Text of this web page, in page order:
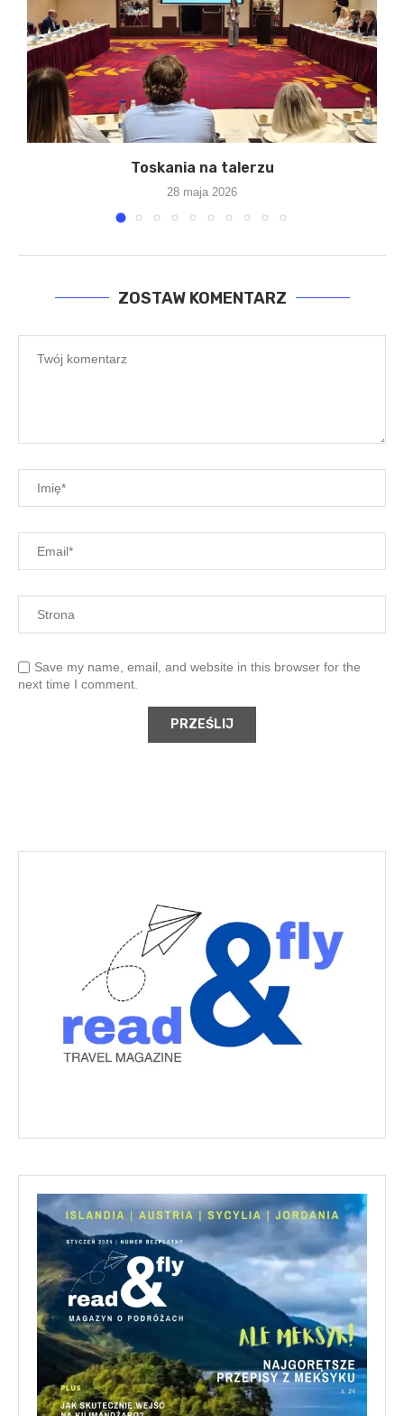
Toskania na talerzu
28 maja 2026
ZOSTAW KOMENTARZ
Save my name, email, and website in this browser for the
next time I comment.